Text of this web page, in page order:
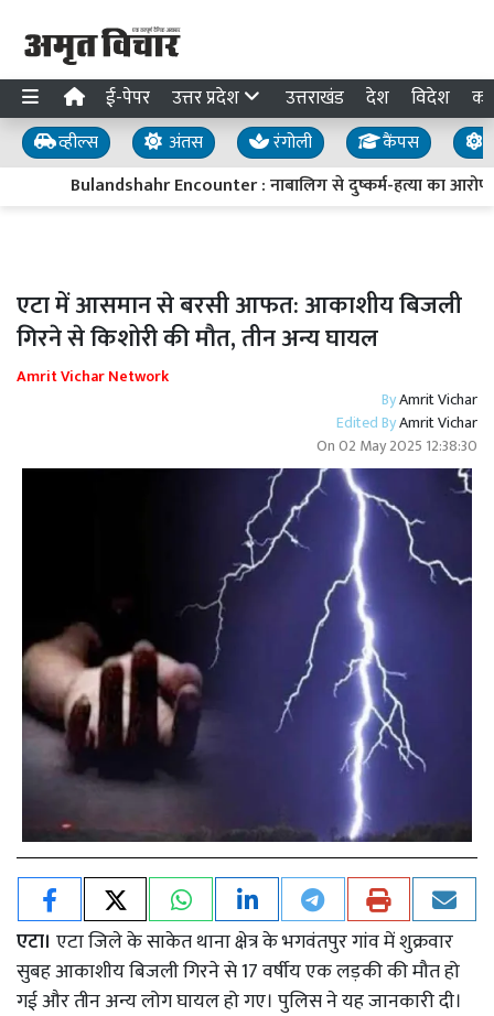
ई-पेपर उत्तर प्रदेश उत्तराखंड देश विदेश
व्हील्स अंतस रंगोली कैंपस
Bulandshahr Encounter : नाबालिग से दुष्कर्म-हत्या का
एटा में आसमान से बरसी आफत: आकाशीय बिजली
गिरने से किशोरी की मौत, तीन अन्य घायल
Amrit Vichar Network
ByAmrit Vichar
Edited ByAmrit Vichar
On02 May 2025 12:38:30
एटा। एटा जिले के साकेत थाना क्षेत्र के भगवंतपुर गांव में शुक्रवार
सुबह आकाशीय बिजली गिरने से 17 वर्षीय एक लड़की की मौत हो
गई और तीन अन्य लोग घायल हो गए। पुलिस ने यह जानकारी दी।